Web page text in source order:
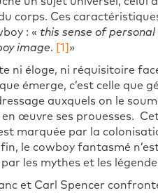
corps. Ces
: « this sense of
image. [1] »
ni éloge, ni réquisitoire
émerge, c’est celle
auxquels on le
œuvre ses prouesses.
marquée par la
le cowboy fantasmé
les mythes et les
et Carl Spencer